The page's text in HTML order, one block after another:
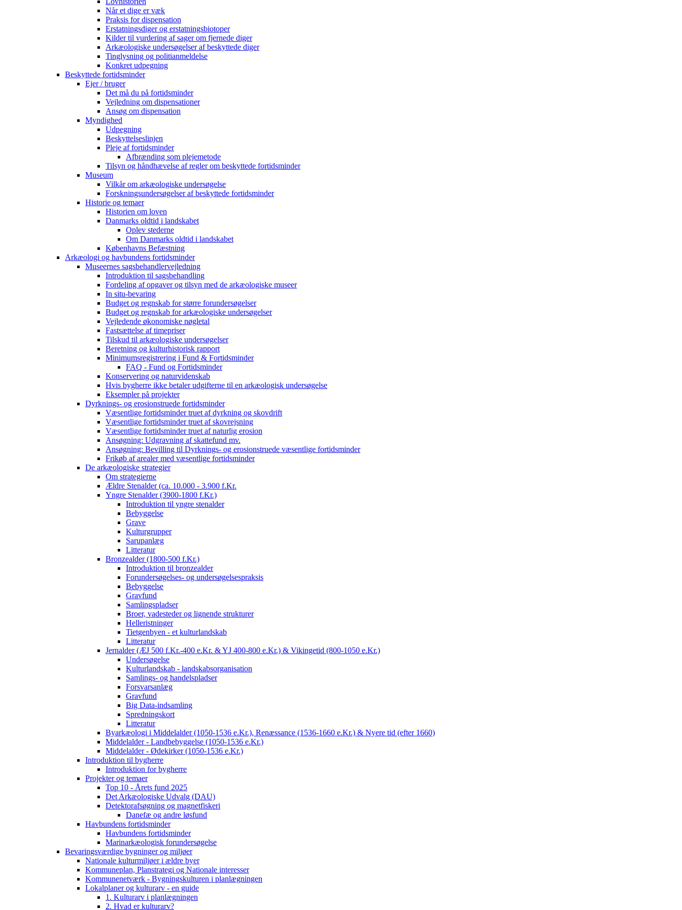
Når et dige er væk
Praksis for dispensation
Erstatningsdiger og erstatningsbiotoper
Kilder til vurdering af sager om fjernede diger
Arkæologiske undersøgelser af beskyttede diger
Tinglysning og politianmeldelse
Konkret udpegning
Beskyttede fortidsminder
Ejer / bruger
Det må du på fortidsminder
Vejledning om dispensationer
Ansøg om dispensation
Myndighed
Udpegning
Beskyttelseslinjen
Pleje af fortidsminder
Afbrænding som plejemetode
Tilsyn og håndhævelse af regler om beskyttede fortidsminder
Museum
Vilkår om arkæologiske undersøgelse
Forskningsundersøgelser af beskyttede fortidsminder
Historie og temaer
Historien om loven
Danmarks oldtid i landskabet
Oplev stederne
Om Danmarks oldtid i landskabet
Københavns Befæstning
Arkæologi og havbundens fortidsminder
Museernes sagsbehandlervejledning
Introduktion til sagsbehandling
Fordeling af opgaver og tilsyn med de arkæologiske museer
In situ-bevaring
Budget og regnskab for større forundersøgelser
Budget og regnskab for arkæologiske undersøgelser
Vejledende økonomiske nøgletal
Fastsættelse af timepriser
Tilskud til arkæologiske undersøgelser
Beretning og kulturhistorisk rapport
Minimumsregistrering i Fund & Fortidsminder
FAQ - Fund og Fortidsminder
Konservering og naturvidenskab
Hvis bygherre ikke betaler udgifterne til en arkæologisk undersøgelse
Eksempler på projekter
Dyrknings- og erosionstruede fortidsminder
Væsentlige fortidsminder truet af dyrkning og skovdrift
Væsentlige fortidsminder truet af skovrejsning
Væsentlige fortidsminder truet af naturlig erosion
Ansøgning: Udgravning af skattefund mv.
Ansøgning: Bevilling til Dyrknings- og erosionstruede væsentlige fortidsminder
Frikøb af arealer med væsentlige fortidsminder
De arkæologiske strategier
Om strategierne
Ældre Stenalder (ca. 10.000 - 3.900 f.Kr.
Yngre Stenalder (3900-1800 f.Kr.)
Introduktion til yngre stenalder
Bebyggelse
Grave
Kulturgrupper
Sarupanlæg
Litteratur
Bronzealder (1800-500 f.Kr.)
Introduktion til bronzealder
Forundersøgelses- og undersøgelsespraksis
Bebyggelse
Gravfund
Samlingspladser
Broer, vadesteder og lignende strukturer
Helleristninger
Tietgenbyen - et kulturlandskab
Litteratur
Jernalder (ÆJ 500 f.Kr.-400 e.Kr. & YJ 400-800 e.Kr.) & Vikingetid (800-1050 e.Kr.)
Undersøgelse
Kulturlandskab - landskabsorganisation
Samlings- og handelspladser
Forsvarsanlæg
Gravfund
Big Data-indsamling
Spredningskort
Litteratur
Byarkæologi i Middelalder (1050-1536 e.Kr.), Renæssance (1536-1660 e.Kr.) & Nyere tid (efter 1660)
Middelalder - Landbebyggelse (1050-1536 e.Kr.)
Middelalder - Ødekirker (1050-1536 e.Kr.)
Introduktion til bygherre
Introduktion for bygherre
Projekter og temaer
Top 10 - Årets fund 2025
Det Arkæologiske Udvalg (DAU)
Detektorafsøgning og magnetfiskeri
Danefæ og andre løsfund
Havbundens fortidsminder
Havbundens fortidsminder
Marinarkæologisk forundersøgelse
Bevaringsværdige bygninger og miljøer
Nationale kulturmiljøer i ældre byer
Kommuneplan, Planstrategi og Nationale interesser
Kommunenetværk - Bygningskulturen i planlægningen
Lokalplaner og kulturarv - en guide
1. Kulturarv i planlægningen
2. Hvad er kulturarv?